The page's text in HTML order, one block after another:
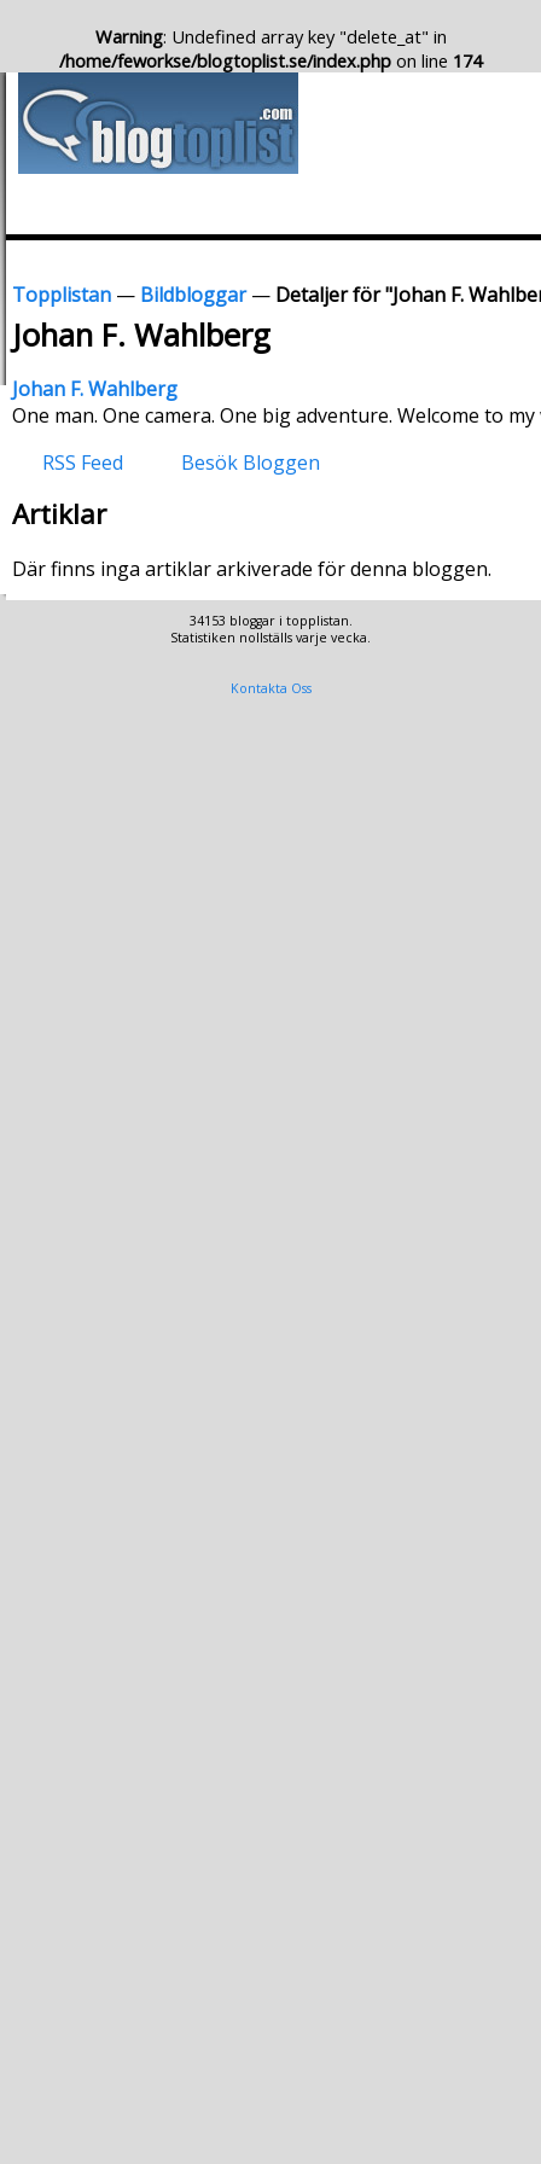
Warning: Undefined array key "delete_at" in
/home/feworkse/blogtoplist.se/index.php on line 174
Topplistan — Bildbloggar— Detaljer för "Johan F.
Johan F. Wahlberg
Johan F. Wahlberg
One man. One camera. One big adventure. Welcome to
RSS Feed
Besök Bloggen
Artiklar
Där finns inga artiklar arkiverade för denna bloggen.
34153 bloggar i topplistan.
Statistiken nollställs varje vecka.
Kontakta Oss